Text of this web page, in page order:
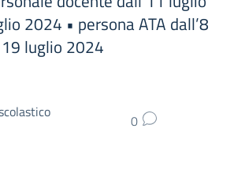
2024 • persona ATA dall’8
luglio 2024
0